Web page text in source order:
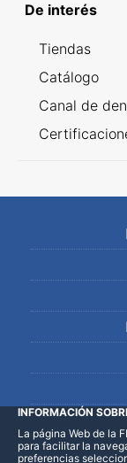
De interés
Tiendas
Catálogo
Canal de
LinkedIn
INFORMACIÓN
La página Web de la
para facilitar la
preferencias